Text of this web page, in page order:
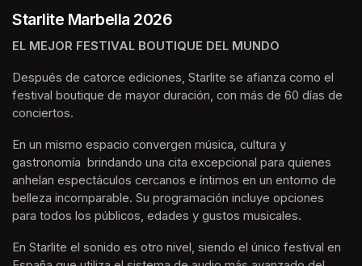
Starlite Marbella 2026
EL MEJOR FESTIVAL BOUTIQUE DEL MUNDO
Después de catorce ediciones, Starlite se afianza como el
festival boutique de mayor duración, con más de 60 días de
conciertos.
En un mismo espacio convergen música, cultura y
gastronomía  brindando una cita excepcional para quienes
anhelan espectáculos cercanos e íntimos en un entorno de
belleza incomparable. Su programación incluye opciones
para todos los públicos, edades y gustos musicales.
En Starlite el sonido es otro nivel, siendo el único festival en